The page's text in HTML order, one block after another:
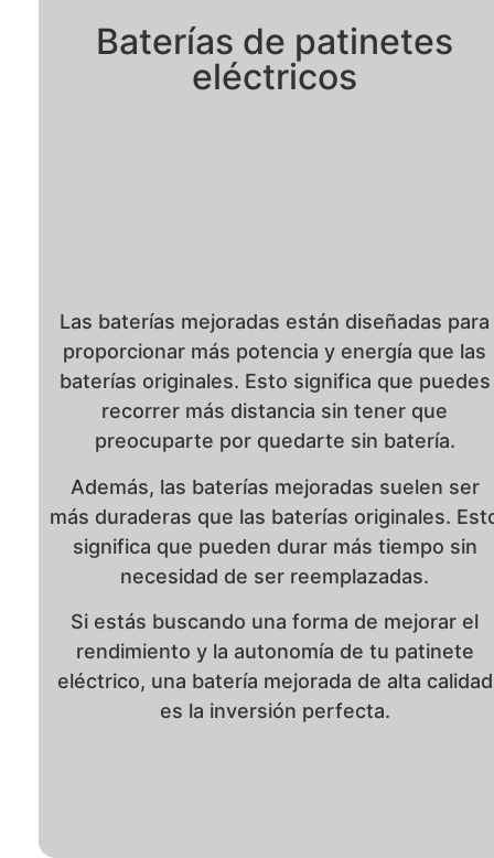
Baterías de patinetes
eléctricos
Las baterías mejoradas están diseñadas para
proporcionar más potencia y energía que las
baterías originales. Esto significa que puedes
recorrer más distancia sin tener que
preocuparte por quedarte sin batería.
Además, las baterías mejoradas suelen ser
más duraderas que las baterías originales.
significa que pueden durar más tiempo sin
necesidad de ser reemplazadas.
Si estás buscando una forma de mejorar el
rendimiento y la autonomía de tu patinete
eléctrico, una batería mejorada de alta calidad
es la inversión perfecta.